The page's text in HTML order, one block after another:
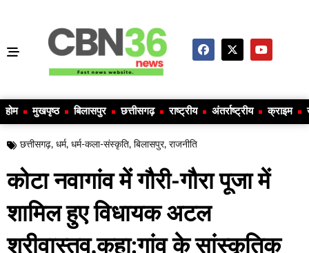
होम मुखपृष्ठ बिलासपुर छत्तीसगढ़ राष्ट्रीय अंतर्राष्ट्रीय क्राइम
छत्तीसगढ़, धर्म, धर्म-कला-संस्कृति, बिलासपुर, राजनीति
कोटा नवागांव में गौरी-गौरा पूजा में
शामिल हुए विधायक अटल
श्रीवास्तव,कहा:गांव के सांस्कृतिक